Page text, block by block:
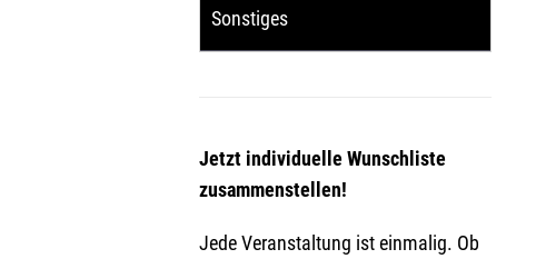
Sonstiges
Jetzt individuelle Wunschliste
zusammenstellen!
Jede Veranstaltung ist einmalig. Ob